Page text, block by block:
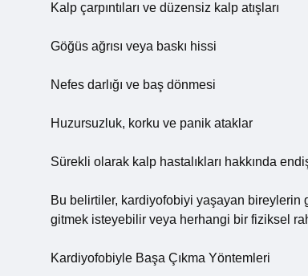
Kalp çarpıntıları ve düzensiz kalp atışları
Göğüs ağrısı veya baskı hissi
Nefes darlığı ve baş dönmesi
Huzursuzluk, korku ve panik ataklar
Sürekli olarak kalp hastalıkları hakkında
Bu belirtiler, kardiyofobiyi yaşayan bireylerin
gitmek isteyebilir veya herhangi bir fiziksel
Kardiyofobiyle Başa Çıkma Yöntemleri